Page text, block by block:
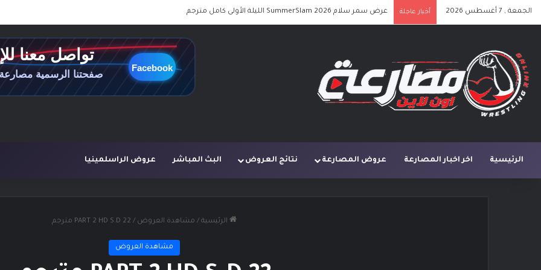
الجمعة , 7 أغسطس 2026 أخبار عاجلة عرض سمر سلام SummerSlam 2026 الليلة الأولى كامل مترجم
الرئيسية اخر اخبار المصارعة عروض المصارعة نتائج العروض البث المباشر عروض الراسلمينيا
الرئيسية / مشاهدة العروض / PART 2 HD S.D 22 مترجم
مشاهدة العروض